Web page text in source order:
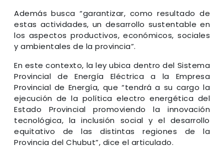
Además busca “garantizar, como resultado de
estas actividades, un desarrollo sustentable en
los aspectos productivos, económicos, sociales
y ambientales de la provincia”.
En este contexto, la ley ubica dentro del Sistema
Provincial de Energía Eléctrica a la Empresa
Provincial de Energía, que “tendrá a su cargo la
ejecución de la política electro energética del
Estado Provincial promoviendo la innovación
tecnológica, la inclusión social y el desarrollo
equitativo de las distintas regiones de la
Provincia del Chubut”, dice el articulado.